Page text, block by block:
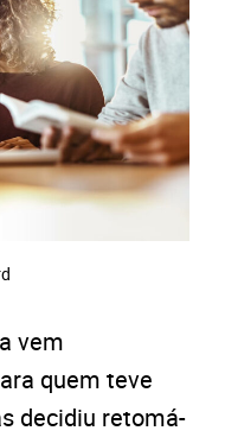
vem
quem teve
decidiu retomá-